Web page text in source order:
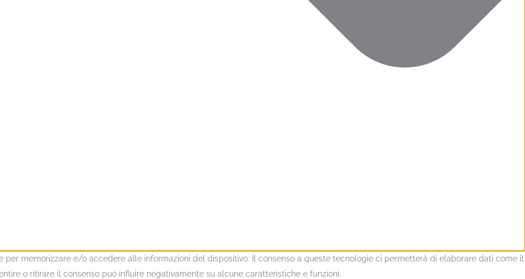
memorizzare e/o accedere alle informazioni del dispositivo. Il consenso a queste tecnologie ci permetterà di elaborare dati come il
o ritirare il consenso può influire negativamente su alcune caratteristiche e funzioni.